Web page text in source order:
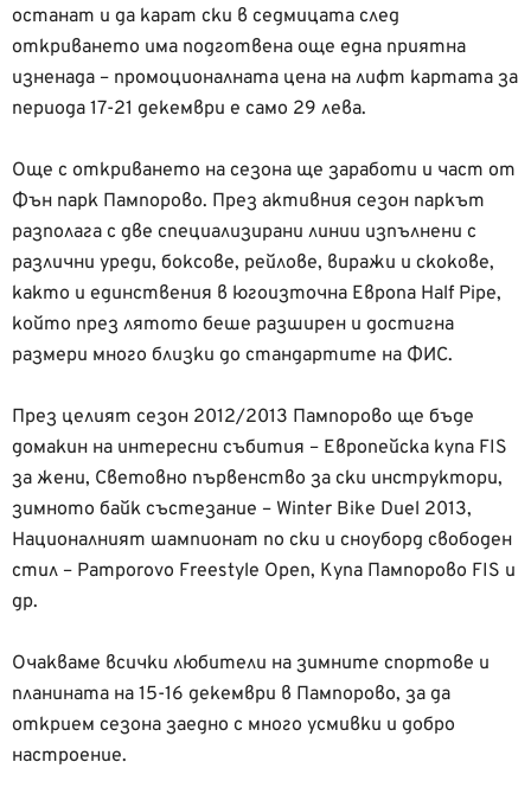
останат и да карат ски в седмицата след
откриването има подготвена още една приятна
изненада – промоционалната цена на лифт картата за
периода 17-21 декември е само 29 лева.
Още с откриването на сезона ще заработи и част от
Фън парк Пампорово. През активния сезон паркът
разполага с две специализирани линии изпълнени с
различни уреди, боксове, рейлове, виражи и скокове,
както и единствения в югоизточна Европа Half Pipe,
който през лятото беше разширен и достигна
размери много близки до стандартите на ФИС.
През целият сезон 2012/2013 Пампорово ще бъде
домакин на интересни събития – Европейска купа FIS
за жени, Световно първенство за ски инструктори,
зимното байк състезание – Winter Bike Duel 2013,
Националният шампионат по ски и сноуборд свободен
стил – Pamporovo Freestyle Open, Купа Пампорово FIS и
др.
Очакваме всички любители на зимните спортове и
планината на 15-16 декември в Пампорово, за да
открием сезона заедно с много усмивки и добро
настроение.